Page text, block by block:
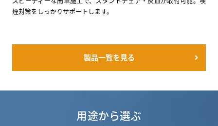
煙対策をしっかりサポートします。
製品一覧を見る
用途から選ぶ